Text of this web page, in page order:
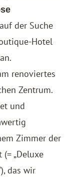
der Suche
Hotel
.
renoviertes
Zentrum.
und
Zimmer der
„Deluxe
das wir